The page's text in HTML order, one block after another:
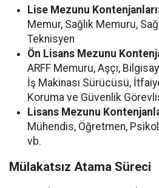
Lise Mezunu
Memur, Sağlık Memuru,
Teknisyen
Ön Lisans Mezunu
ARFF Memuru, Aşçı,
İş Makinası Sürücüsü,
Koruma ve Güvenlik
Lisans Mezunu
Mühendis, Öğretmen,
vb.
Mülakatsız Atama Süreci